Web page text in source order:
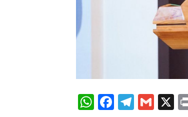
W F T G X